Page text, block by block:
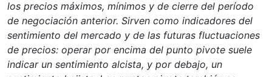
los precios máximos, mínimos y de cierre del período
de negociación anterior. Sirven como indicadores del
sentimiento del mercado y de las futuras fluctuaciones
de precios: operar por encima del punto pivote suele
indicar un sentimiento alcista, y por debajo, un